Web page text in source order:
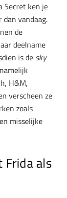
Secret ken je
vandaag.
de
deelname
is de sky
H&M,
verscheen ze
zoals
misselijke
Frida als